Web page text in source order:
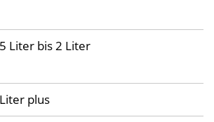
Liter bis 2 Liter
plus